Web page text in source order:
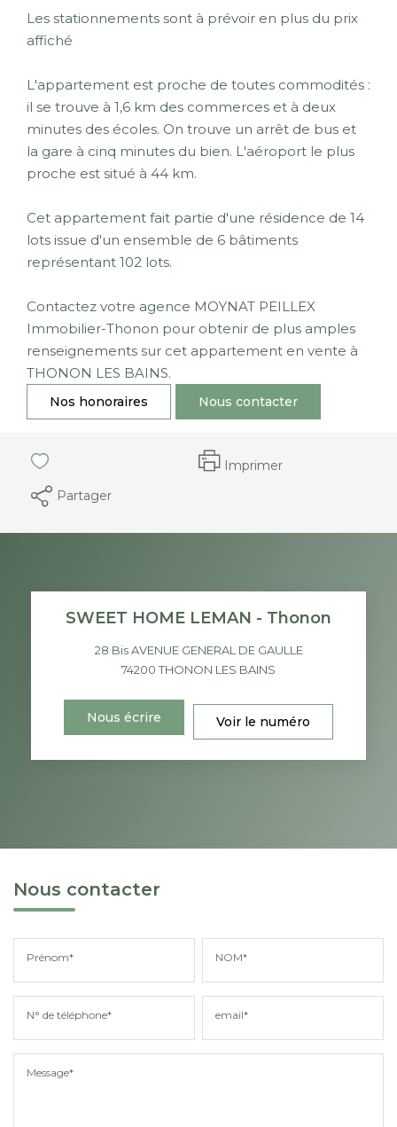
Les stationnements sont à prévoir en plus du prix
affiché
L'appartement est proche de toutes commodités :
il se trouve à 1,6 km des commerces et à deux
minutes des écoles. On trouve un arrêt de bus et
la gare à cinq minutes du bien. L'aéroport le plus
proche est situé à 44 km.
Cet appartement fait partie d'une résidence de 14
lots issue d'un ensemble de 6 bâtiments
représentant 102 lots.
Contactez votre agence MOYNAT PEILLEX
Immobilier-Thonon pour obtenir de plus amples
renseignements sur cet appartement en vente à
THONON LES BAINS.
Nos honoraires Nous contacter
Imprimer
Partager
SWEET HOME LEMAN - Thonon
28 Bis AVENUE GENERAL DE GAULLE
74200THONON LES BAINS
Nous écrire Voir le numéro
Nous contacter
Prénom* NOM*
N° de téléphone* email*
Message*